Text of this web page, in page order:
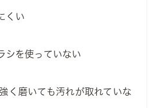
くい
シを使っていない
く磨いても汚れが取れていな